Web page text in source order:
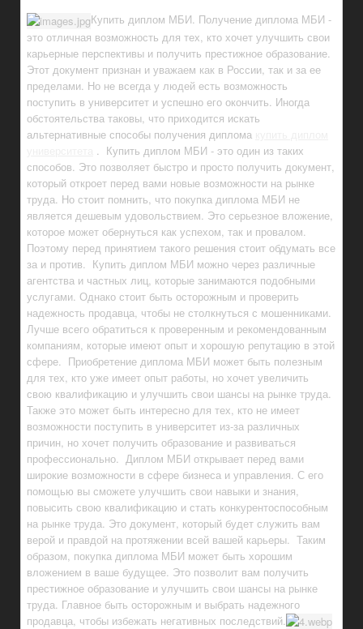
Купить диплом МБИ. Получение диплома МБИ -
это отличная возможность для тех, кто хочет улучшить свои
карьерные перспективы и получить престижное образование.
Этот документ признан и уважаем как в России, так и за ее
пределами. Но не всегда у людей есть возможность
поступить в университет и успешно его окончить. Иногда
обстоятельства таковы, что приходится искать
альтернативные способы получения диплома
. Купить диплом МБИ - это один из таких
способов. Это позволяет быстро и просто получить документ,
который откроет перед вами новые возможности на рынке
труда. Но стоит помнить, что покупка диплома МБИ не
является дешевым удовольствием. Это серьезное вложение,
которое может обернуться как успехом, так и провалом.
Поэтому перед принятием такого решения стоит обдумать все
за и против. Купить диплом МБИ можно через различные
агентства и частных лиц, которые занимаются подобными
услугами. Однако стоит быть осторожным и проверить
надежность продавца, чтобы не столкнуться с мошенниками.
Лучше всего обратиться к проверенным и рекомендованным
компаниям, которые имеют опыт и хорошую репутацию в этой
сфере. Приобретение диплома МБИ может быть полезным
для тех, кто уже имеет опыт работы, но хочет увеличить
свою квалификацию и улучшить свои шансы на рынке труда.
Также это может быть интересно для тех, кто не имеет
возможности поступить в университет из-за различных
причин, но хочет получить образование и развиваться
профессионально. Диплом МБИ открывает перед вами
широкие возможности в сфере бизнеса и управления. С его
помощью вы сможете улучшить свои навыки и знания,
повысить свою квалификацию и стать конкурентоспособным
на рынке труда. Это документ, который будет служить вам
верой и правдой на протяжении всей вашей карьеры. Таким
образом, покупка диплома МБИ может быть хорошим
вложением в ваше будущее. Это позволит вам получить
престижное образование и улучшить свои шансы на рынке
труда. Главное быть осторожным и выбрать надежного
продавца, чтобы избежать негативных последствий.